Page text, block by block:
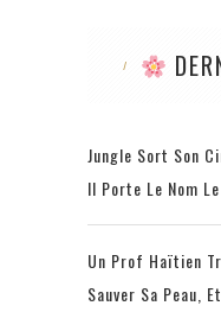
Jungle Sort Son
Il Porte Le Nom
Un Prof Haïtien
Sauver Sa Peau,